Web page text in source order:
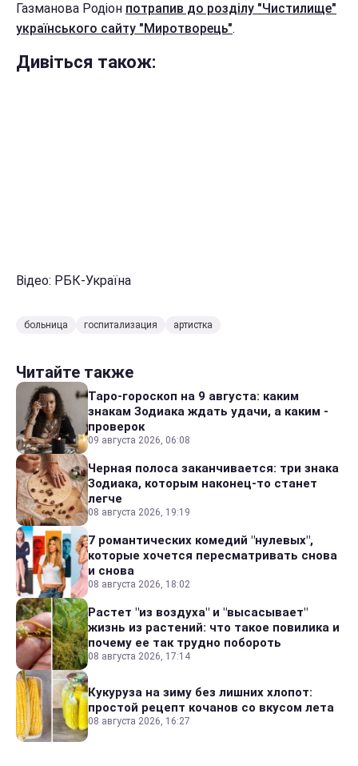
Газманова Родіон потрапив до розділу "Чистилище"
українського сайту "Миротворець".
Дивіться також:
Відео: РБК-Україна
больница госпитализация артистка
Читайте также
Таро-гороскоп на 9 августа: каким
знакам Зодиака ждать удачи, а каким -
проверок
09 августа 2026, 06:08
Черная полоса заканчивается: три знака
Зодиака, которым наконец-то станет
легче
08 августа 2026, 19:19
7 романтических комедий "нулевых",
которые хочется пересматривать снова
и снова
08 августа 2026, 18:02
Растет "из воздуха" и "высасывает"
жизнь из растений: что такое повилика и
почему ее так трудно побороть
08 августа 2026, 17:14
Кукуруза на зиму без лишних хлопот:
простой рецепт кочанов со вкусом лета
08 августа 2026, 16:27